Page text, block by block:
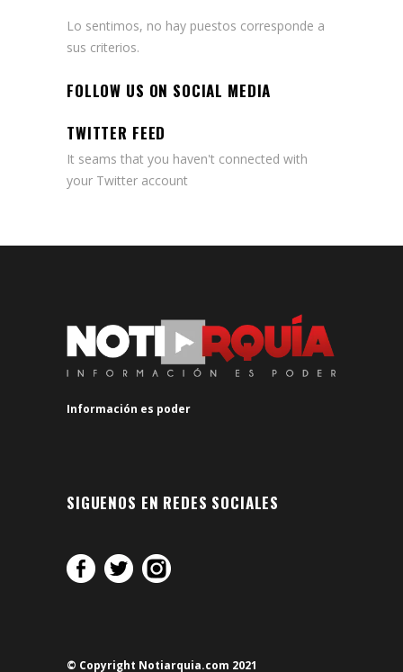
Lo sentimos, no hay puestos corresponde a
sus criterios.
FOLLOW US ON SOCIAL MEDIA
TWITTER FEED
It seams that you haven't connected with
your Twitter account
Información es poder
SIGUENOS EN REDES SOCIALES
© Copyright Notiarquia.com 2021